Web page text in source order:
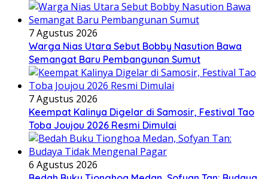
7 Agustus 2026
Warga Nias Utara Sebut Bobby Nasution Bawa
Semangat Baru Pembangunan Sumut
7 Agustus 2026
Keempat Kalinya Digelar di Samosir, Festival Tao
Toba Joujou 2026 Resmi Dimulai
6 Agustus 2026